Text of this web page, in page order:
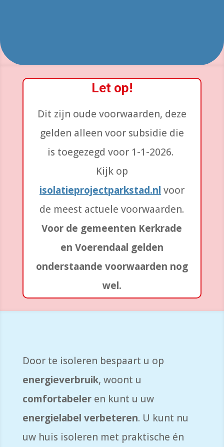
Let op!
Dit zijn oude voorwaarden, deze
gelden alleen voor subsidie die
is toegezegd voor 1-1-2026.
Kijk op
isolatieprojectparkstad.nl voor
de meest actuele voorwaarden.
Voor de gemeenten Kerkrade
en Voerendaal gelden
onderstaande voorwaarden nog
wel.
Door te isoleren bespaart u op
energieverbruik, woont u
comfortabeleren kunt u uw
energielabel verbeteren. U kunt nu
uw huis isoleren met praktische én